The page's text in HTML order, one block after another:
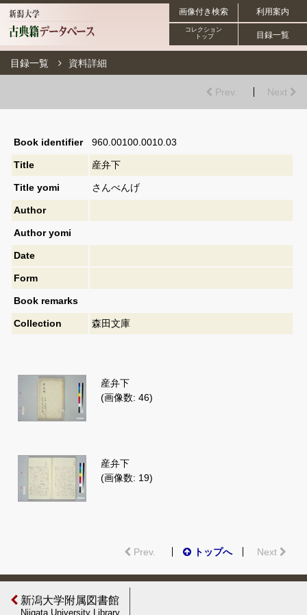
利用案内
画像付き検索
目録一覧
コレクション
トップ
目録一覧 資料詳細
Prev. Next
Book identifier 960.00100.0010.03
Title 産弁下
Title yomi さんべんげ
Author
Author yomi
Date
Form
Book remarks
Collection 森田文庫
産弁下
(画像数: 46)
産弁下
(画像数: 19)
Prev. トップへ Next
新潟大学附属図書館
Niigata University Library